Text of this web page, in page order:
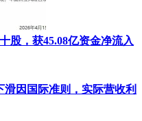
股，获45.08亿资金净流入
因国际准则，实际营收利